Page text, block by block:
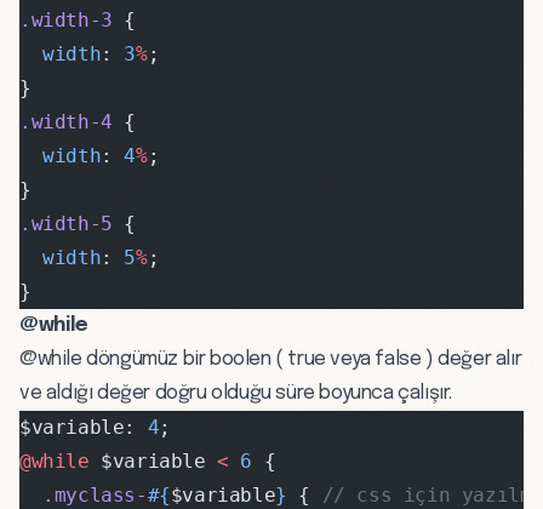
.width-3 {
  width
: 3%;
}
.width-4 {
  width
: 4%;
}
.width-5 {
  width
: 5%;
}
@while
@while döngümüz bir boolen ( true veya false ) değer alır
ve aldığı değer doğru olduğu süre boyunca çalışır.
$variable: 4;
@while $variable < 6 {
  .myclass-
#{$variable} { // css için